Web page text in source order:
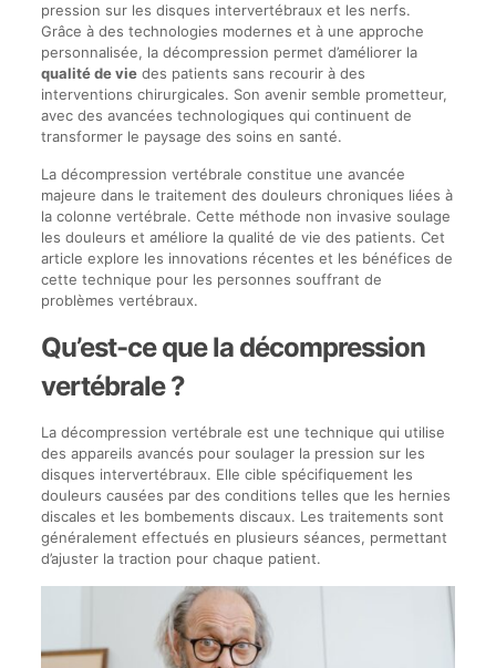
pression sur les disques intervertébraux et les nerfs.
Grâce à des technologies modernes et à une approche
personnalisée, la décompression permet d’améliorer la
qualité de viedes patients sans recourir à des
interventions chirurgicales. Son avenir semble prometteur,
avec des avancées technologiques qui continuent de
transformer le paysage des soins en santé.
La décompression vertébrale constitue une avancée
majeure dans le traitement des douleurs chroniques liées à
la colonne vertébrale. Cette méthode non invasive soulage
les douleurs et améliore la qualité de vie des patients. Cet
article explore les innovations récentes et les bénéfices de
cette technique pour les personnes souffrant de
problèmes vertébraux.
Qu’est-ce que la décompression
vertébrale ?
La décompression vertébrale est une technique qui utilise
des appareils avancés pour soulager la pression sur les
disques intervertébraux. Elle cible spécifiquement les
douleurs causées par des conditions telles que les hernies
discales et les bombements discaux. Les traitements sont
généralement effectués en plusieurs séances, permettant
d’ajuster la traction pour chaque patient.